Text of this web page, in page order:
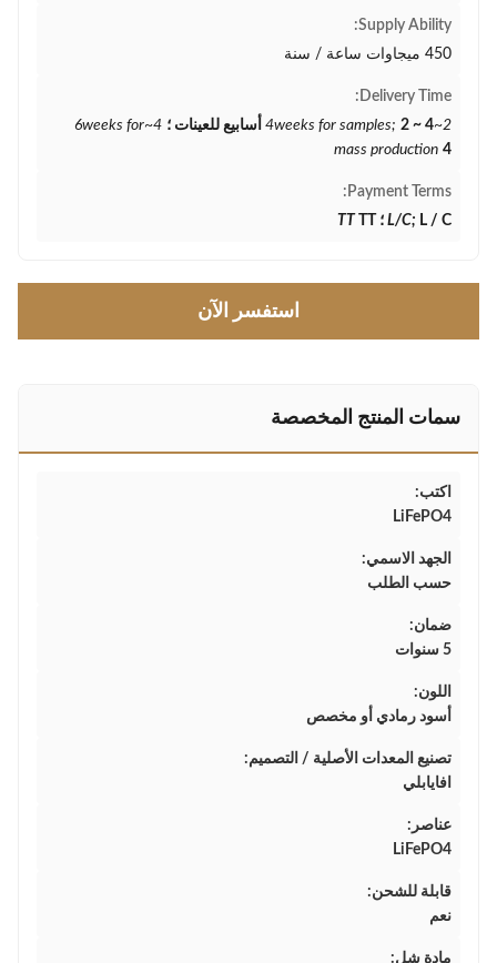
Supply Ability:
450 ميجاوات ساعة / سنة
Delivery Time:
2~4weeks for samples; 2 ~ 4 أسابيع للعينات ؛
4~6weeks for
mass production 4
Payment Terms:
L/C; L / C ؛ TT
استفسر الآن
سمات المنتج المخصصة
اكتب:
LiFePO4
الجهد الاسمي:
حسب الطلب
ضمان:
5 سنوات
اللون:
أسود رمادي أو مخصص
تصنيع المعدات الأصلية / التصميم:
افايابلي
عناصر:
LiFePO4
قابلة للشحن:
نعم
مادة شل: